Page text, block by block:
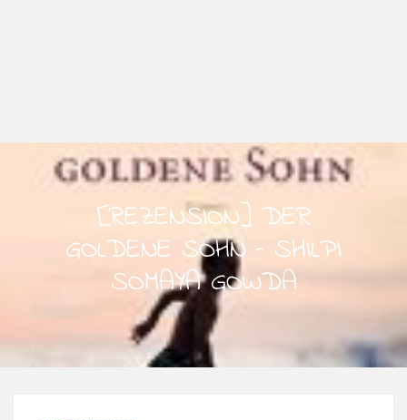
[REZENSION] DER
GOLDENE SOHN – SHILPI
SOMAYA GOWDA